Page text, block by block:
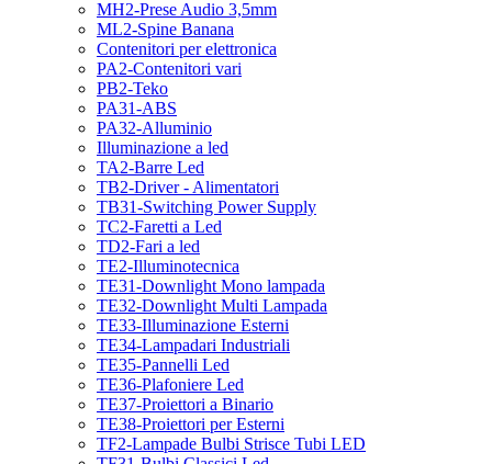
MH2-Prese Audio 3,5mm
ML2-Spine Banana
Contenitori per elettronica
PA2-Contenitori vari
PB2-Teko
PA31-ABS
PA32-Alluminio
Illuminazione a led
TA2-Barre Led
TB2-Driver - Alimentatori
TB31-Switching Power Supply
TC2-Faretti a Led
TD2-Fari a led
TE2-Illuminotecnica
TE31-Downlight Mono lampada
TE32-Downlight Multi Lampada
TE33-Illuminazione Esterni
TE34-Lampadari Industriali
TE35-Pannelli Led
TE36-Plafoniere Led
TE37-Proiettori a Binario
TE38-Proiettori per Esterni
TF2-Lampade Bulbi Strisce Tubi LED